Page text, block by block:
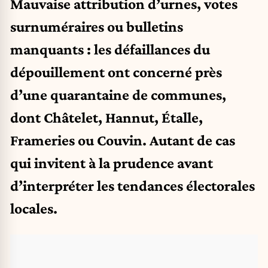
Mauvaise attribution d’urnes, votes
surnuméraires ou bulletins
manquants : les défaillances du
dépouillement ont concerné près
d’une quarantaine de communes,
dont Châtelet, Hannut, Étalle,
Frameries ou Couvin. Autant de cas
qui invitent à la prudence avant
d’interpréter les tendances électorales
locales.